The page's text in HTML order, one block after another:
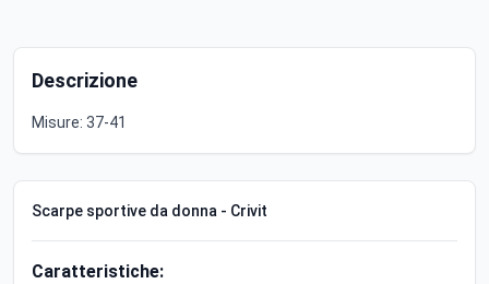
Descrizione
Misure: 37-41
Scarpe sportive da donna - Crivit
Caratteristiche: